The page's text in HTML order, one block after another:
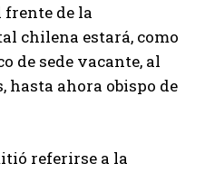
de la
chilena estará, como
de sede vacante, al
hasta ahora obispo de
referirse a la